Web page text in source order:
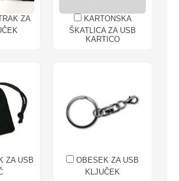
ZA
KARTONSKA
ŠKATLICA ZA USB
KARTICO
ZA USB
OBESEK ZA USB
KLJUČEK